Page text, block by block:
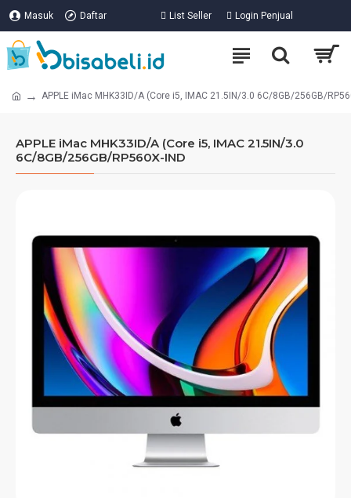
Masuk Daftar List Seller Login Penjual
APPLE iMac MHK33ID/A (Core i5, IMAC 21.5IN/3.0 6C/8GB/256GB/
APPLE iMac MHK33ID/A (Core i5, IMAC 21.5IN/3.0
6C/8GB/256GB/RP560X-IND